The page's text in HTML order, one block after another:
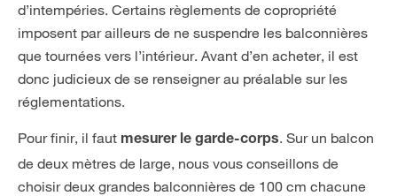
d’intempéries. Certains règlements de copropriété
imposent par ailleurs de ne suspendre les balconnières
que tournées vers l’intérieur. Avant d’en acheter, il est
donc judicieux de se renseigner au préalable sur les
réglementations.
Pour finir, il faut mesurer le garde-corps. Sur un balcon
de deux mètres de large, nous vous conseillons de
choisir deux grandes balconnières de 100 cm chacune